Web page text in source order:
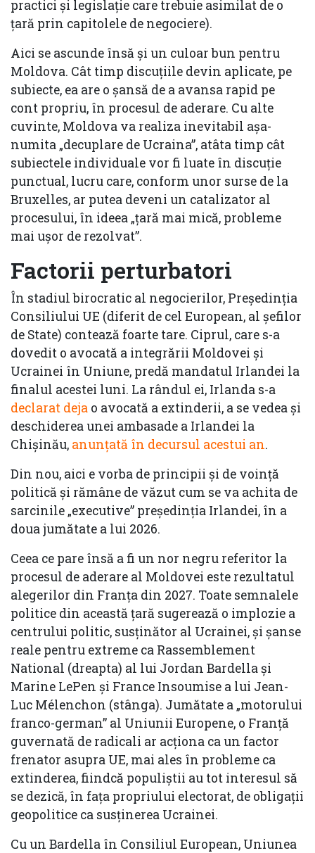
practici și legislație care trebuie asimilat de o
țară prin capitolele de negociere).
Aici se ascunde însă și un culoar bun pentru
Moldova. Cât timp discuțiile devin aplicate, pe
subiecte, ea are o șansă de a avansa rapid pe
cont propriu, în procesul de aderare. Cu alte
cuvinte, Moldova va realiza inevitabil așa-
numita „decuplare de Ucraina”, atâta timp cât
subiectele individuale vor fi luate în discuție
punctual, lucru care, conform unor surse de la
Bruxelles, ar putea deveni un catalizator al
procesului, în ideea „țară mai mică, probleme
mai ușor de rezolvat”.
Factorii perturbatori
În stadiul birocratic al negocierilor, Președinția
Consiliului UE (diferit de cel European, al șefilor
de State) contează foarte tare. Ciprul, care s-a
dovedit o avocată a integrării Moldovei și
Ucrainei în Uniune, predă mandatul Irlandei la
finalul acestei luni. La rândul ei, Irlanda s-a
declarat deja o avocată a extinderii, a se vedea și
deschiderea unei ambasade a Irlandei la
Chișinău, anunțată în decursul acestui an.
Din nou, aici e vorba de principii și de voință
politică și rămâne de văzut cum se va achita de
sarcinile „executive” președinția Irlandei, în a
doua jumătate a lui 2026.
Ceea ce pare însă a fi un nor negru referitor la
procesul de aderare al Moldovei este rezultatul
alegerilor din Franța din 2027. Toate semnalele
politice din această țară sugerează o implozie a
centrului politic, susținător al Ucrainei, și șanse
reale pentru extreme ca Rassemblement
National (dreapta) al lui Jordan Bardella și
Marine LePen și France Insoumise a lui Jean-
Luc Mélenchon (stânga). Jumătate a „motorului
franco-german” al Uniunii Europene, o Franță
guvernată de radicali ar acționa ca un factor
frenator asupra UE, mai ales în probleme ca
extinderea, fiindcă populiștii au tot interesul să
se dezică, în fața propriului electorat, de obligații
geopolitice ca susținerea Ucrainei.
Cu un Bardella în Consiliul European, Uniunea